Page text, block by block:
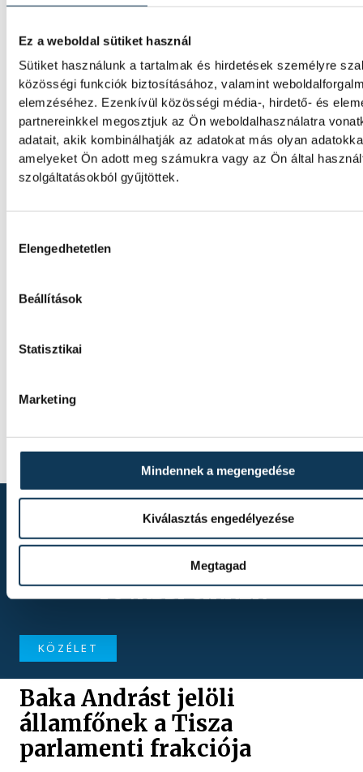
Ez a weboldal sütiket használ
Sütiket használunk a tartalmak és hirdetések személyre
közösségi funkciók biztosításához, valamint
elemzéséhez. Ezenkívül közösségi média-, hirdető- és
partnereinkkel megosztjuk az Ön weboldalhasználatra
adatait, akik kombinálhatják az adatokat más olyan
amelyeket Ön adott meg számukra vagy az Ön által
szolgáltatásokból gyűjtöttek.
Elengedhetetlen
Beállítások
Statisztikai
Marketing
Mindennek a megengedése
Kiválasztás engedélyezése
Megtagad
Két autó karambolozott a
esen, Csopaknál
KÉK FÉNY
Tűz van a Csobánchegyen
Újabb tűzeset Veszprém
száraz fű
terület a Veszprém vármegyei Noszlopnál
TOVÁBBI CIKKEK
KÖZÉLET
Baka Andrást jelöli
államfőnek a Tisza
parlamenti frakciója